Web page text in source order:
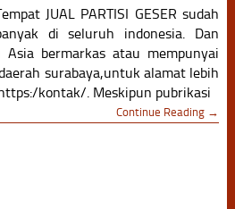
JUAL PARTISI GESER sudah
di seluruh indonesia. Dan
bermarkas atau mempunyai
surabaya,untuk alamat lebih
kontak/. Meskipun pubrikasi
Continue Reading →